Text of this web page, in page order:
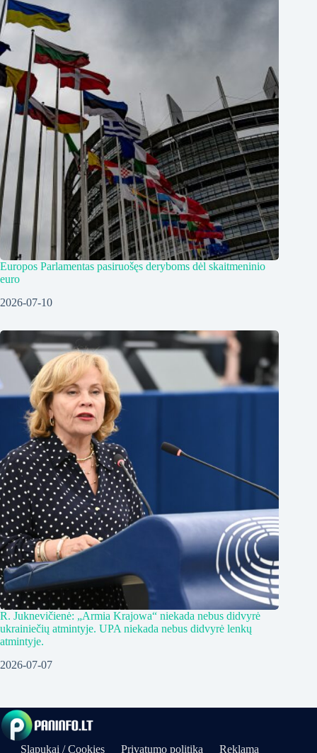
Europos Parlamentas pasiruošęs deryboms dėl skaitmeninio
euro
2026-07-10
R. Juknevičienė: „Armia Krajowa“ niekada nebus didvyrė
ukrainiečių atmintyje. UPA niekada nebus didvyrė lenkų
atmintyje.
2026-07-07
Slapukai / Cookies Privatumo politika Reklama